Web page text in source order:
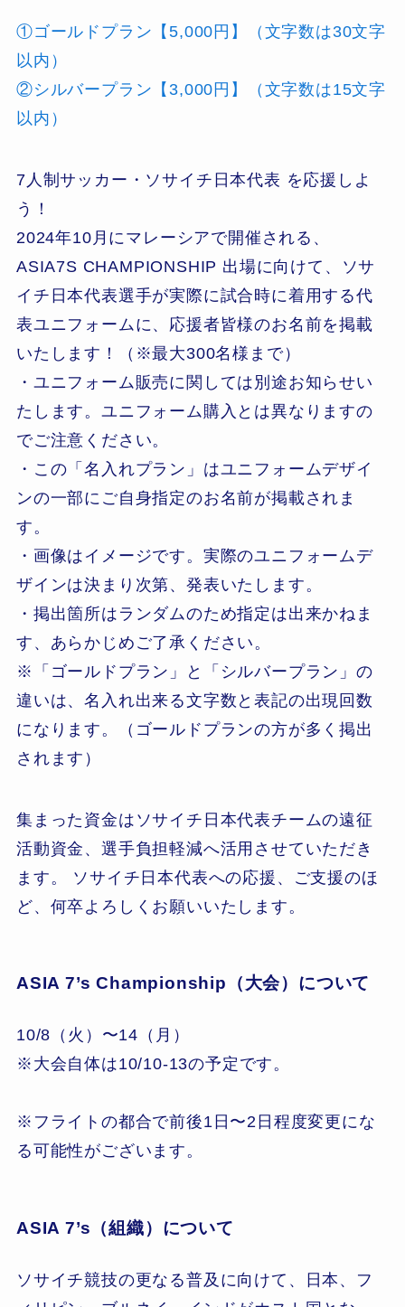
①ゴールドプラン【5,000円】（文字数は30文字
以内）
②シルバープラン【3,000円】（文字数は15文字
以内）
7人制サッカー・ソサイチ日本代表 を応援しよ
う！
2024年10月にマレーシアで開催される、
ASIA7S CHAMPIONSHIP 出場に向けて、ソサ
イチ日本代表選手が実際に試合時に着用する代
表ユニフォームに、応援者皆様のお名前を掲載
いたします！（※最大300名様まで）
・ユニフォーム販売に関しては別途お知らせい
たします。ユニフォーム購入とは異なりますの
でご注意ください。
・この「名入れプラン」はユニフォームデザイ
ンの一部にご自身指定のお名前が掲載されま
す。
・画像はイメージです。実際のユニフォームデ
ザインは決まり次第、発表いたします。
・掲出箇所はランダムのため指定は出来かねま
す、あらかじめご了承ください。
※「ゴールドプラン」と「シルバープラン」の
違いは、名入れ出来る文字数と表記の出現回数
になります。（ゴールドプランの方が多く掲出
されます）
集まった資金はソサイチ日本代表チームの遠征
活動資金、選手負担軽減へ活用させていただき
ます。 ソサイチ日本代表への応援、ご支援のほ
ど、何卒よろしくお願いいたします。
ASIA 7’s Championship（大会）について
10/8（火）〜14（月）
※大会自体は10/10-13の予定です。
※フライトの都合で前後1日〜2日程度変更にな
る可能性がございます。
ASIA 7’s（組織）について
ソサイチ競技の更なる普及に向けて、日本、フ